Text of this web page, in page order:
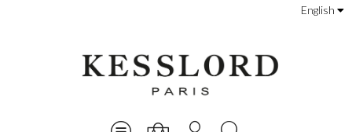
English